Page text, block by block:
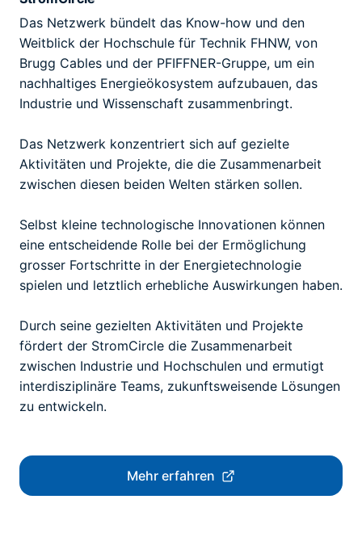
Das Netzwerk bündelt das Know-how und den
Weitblick der Hochschule für Technik FHNW, von
Brugg Cables und der PFIFFNER-Gruppe, um ein
nachhaltiges Energieökosystem aufzubauen, das
Industrie und Wissenschaft zusammenbringt.
Das Netzwerk konzentriert sich auf gezielte
Aktivitäten und Projekte, die die Zusammenarbeit
zwischen diesen beiden Welten stärken sollen.
Selbst kleine technologische Innovationen können
eine entscheidende Rolle bei der Ermöglichung
grosser Fortschritte in der Energietechnologie
spielen und letztlich erhebliche Auswirkungen haben.
Durch seine gezielten Aktivitäten und Projekte
fördert der StromCircle die Zusammenarbeit
zwischen Industrie und Hochschulen und ermutigt
interdisziplinäre Teams, zukunftsweisende Lösungen
zu entwickeln.
Mehr erfahren